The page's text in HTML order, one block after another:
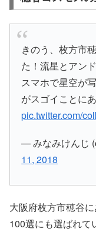
きのう、枚方市
た！流星とアン
スマホで星空が
がスゴイことに
pic.twitter.com/
— みなみけんじ
11, 2018
大阪府枚方市穂谷
100選にも選ばれて